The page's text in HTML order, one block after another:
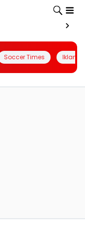
Soccer Times Iklanin